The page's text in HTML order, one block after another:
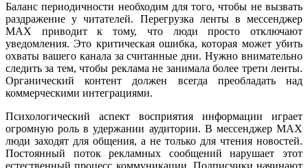
Баланс периодичности необходим для того, чтобы не вызвать
раздражение у читателей. Перегрузка ленты в мессенджер
MAX приводит к тому, что люди просто отключают
уведомления. Это критическая ошибка, которая может убить
охваты вашего канала за считанные дни. Нужно внимательно
следить за тем, чтобы реклама не занимала более трети ленты.
Органический контент должен всегда преобладать над
коммерческими интеграциями.
Психологический аспект восприятия информации играет
огромную роль в удержании аудитории. В мессенджер MAX
люди заходят для общения, а не только для чтения новостей.
Постоянный поток рекламных сообщений нарушает этот